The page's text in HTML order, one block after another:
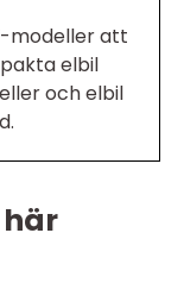
modeller att
elbil
och elbil